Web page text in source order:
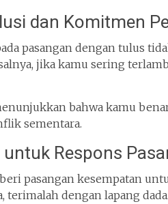
dan Komitmen
pasangan dengan tulus
jika kamu sering
bahwa kamu
sementara.
Respons
pasangan kesempatan
terimalah dengan lapang